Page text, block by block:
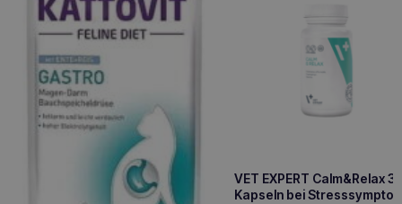
VET EXPERT Calm&Relax
Kapseln bei